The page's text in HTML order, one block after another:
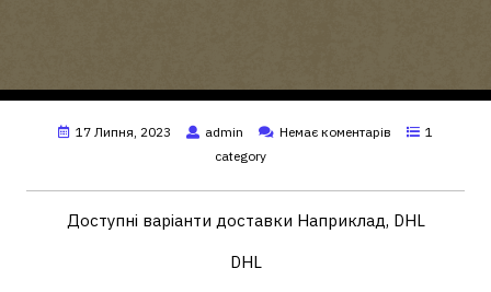
17 Липня, 2023 admin Немає коментарів
1
category
Доступні варіанти доставки Наприклад, DHL
DHL